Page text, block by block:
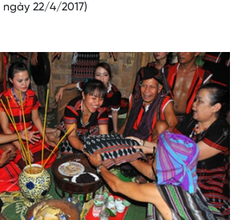
ngày 22/4/2017)